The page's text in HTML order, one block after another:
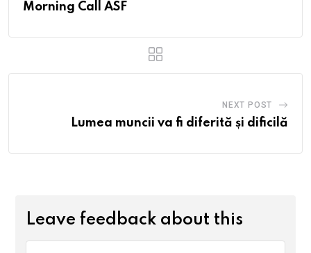
Morning Call ASF
NEXT POST
Lumea muncii va fi diferită și dificilă
Leave feedback about this